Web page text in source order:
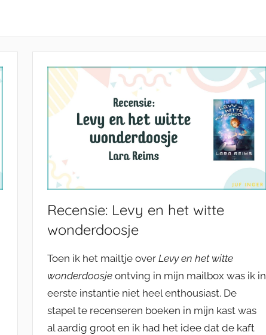
Recensie: Levy en het witte
wonderdoosje
Toen ik het mailtje overLevy en het witte
wonderdoosje ontving in mijn mailbox was ik in
eerste instantie niet heel enthousiast. De
stapel te recenseren boeken in mijn kast was
al aardig groot en ik had het idee dat de kaft